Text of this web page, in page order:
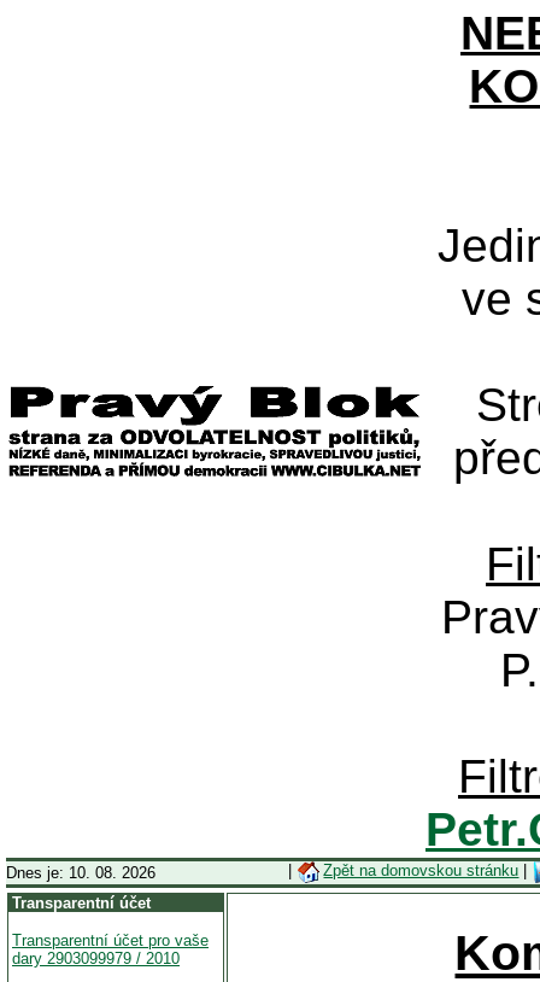
ve
Dnes je: 10. 08. 2026 Zpět na domovskou stránku
Transparentní účet
Transparentní účet pro vaše
dary 2903099979 / 2010